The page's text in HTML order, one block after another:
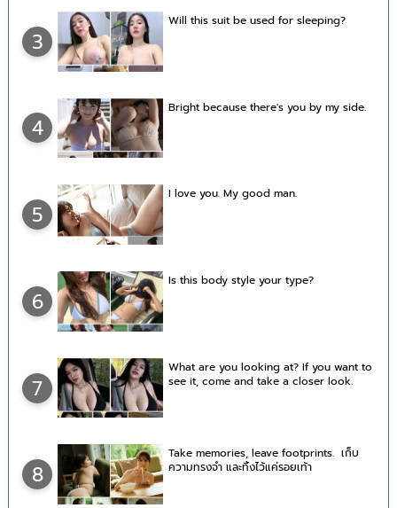
3
Will this suit be used for sleeping?
4
Bright because there's you by my side.
5
I love you. My good man.
6
Is this body style your type?
7
What are you looking at? If you want to
see it, come and take a closer look.
8
Take memories, leave footprints. เก็บ
ความทรงจำ และทิ้งไว้แค่รอยเท้า